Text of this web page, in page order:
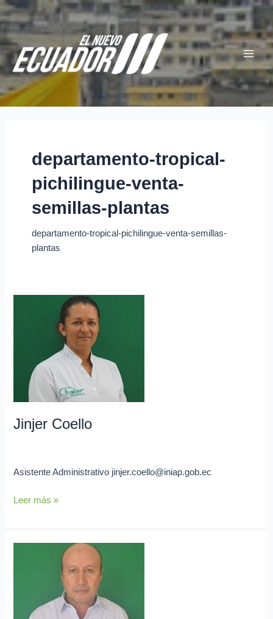
Ir
al
contenido
Main
Menu
departamento-tropical-
pichilingue-venta-
semillas-plantas
departamento-tropical-pichilingue-venta-semillas-
plantas
Jinjer Coello
Asistente Administrativo jinjer.coello@iniap.gob.ec
Leer más »